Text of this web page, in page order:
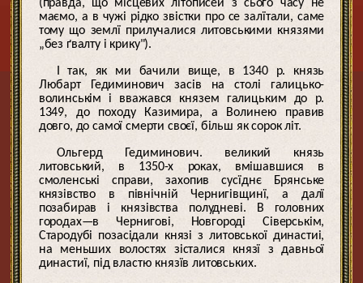
(правда, що місцевих літописей з сього часу не
маємо, а в чужі рідко звістки про се залїтали, саме
тому що землї прилучалися литовськими князями
„без ґвалту і крику").
І так, як ми бачили вище, в 1340 р. князь
Любарт Гедиминович засів на столі галицько-
волинськім і вважався князем галицьким до р.
1349, до походу Казимира, а Волинею правив
довго, до самої смерти своєї, більш як сорок літ.
Ольгерд Гедиминович. великий князь
литовський, в 1350-х роках, вмішавшися в
смоленські справи, захопив сусїднє Брянське
князівство в північній Чернигівщинї, а далї
позабирав і князівства полудневі. В головних
городах—в Чернигові, Новгороді Сіверськім,
Стародубі позасідали князі з литовської династиі,
на меньших волостях зісталися князї з давньої
династиї, під властю князїв литовських.